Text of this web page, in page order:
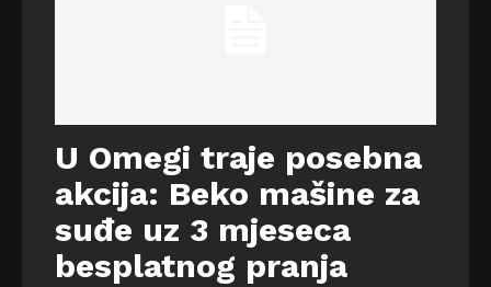
U Omegi traje posebna
akcija: Beko mašine za
suđe uz 3 mjeseca
besplatnog pranja